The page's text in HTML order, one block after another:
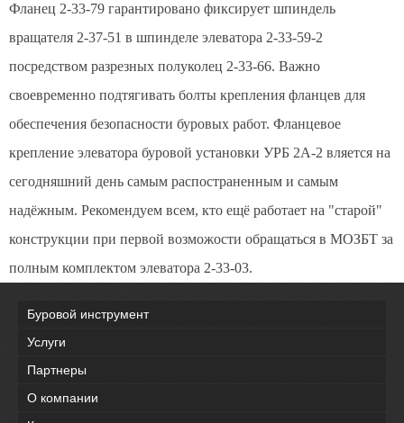
Фланец 2-33-79 гарантировано фиксирует шпиндель
вращателя 2-37-51 в шпинделе элеватора 2-33-59-2
посредством разрезных полуколец 2-33-66. Важно
своевременно подтягивать болты крепления фланцев для
обеспечения безопасности буровых работ. Фланцевое
крепление элеватора буровой установки УРБ 2А-2 вляется на
сегодняшний день самым распостраненным и самым
надёжным. Рекомендуем всем, кто ещё работает на "старой"
конструкции при первой возможости обращаться в МОЗБТ за
полным комплектом элеватора 2-33-03.
Буровой инструмент
Услуги
Партнеры
О компании